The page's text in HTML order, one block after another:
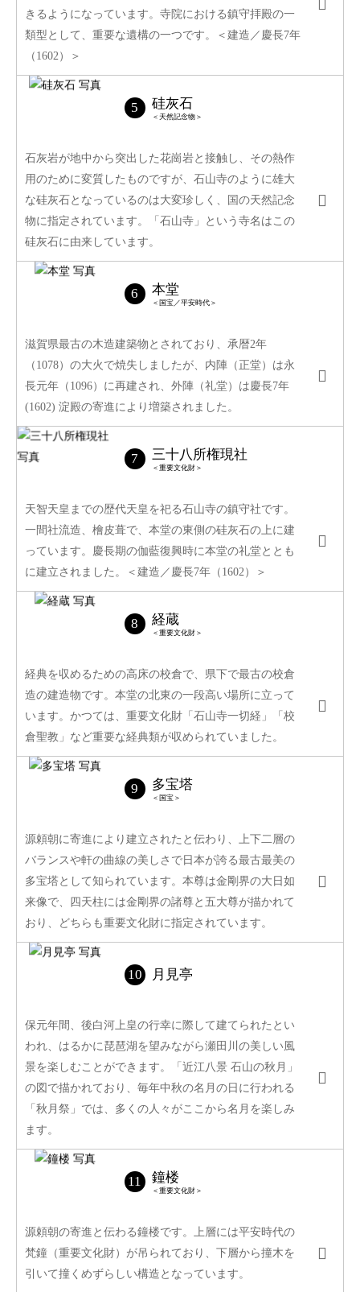
きるようになっています。寺院における鎮守拝殿の一
類型として、重要な遺構の一つです。＜建造／慶長7年
（1602）＞
硅灰石
＜天然記念物＞
石灰岩が地中から突出した花崗岩と接触し、その熱作
用のために変質したものですが、石山寺のように雄大
な硅灰石となっているのは大変珍しく、国の天然記念
物に指定されています。「石山寺」という寺名はこの
硅灰石に由来しています。
本堂
＜国宝／平安時代＞
滋賀県最古の木造建築物とされており、承暦2年
（1078）の大火で焼失しましたが、内陣（正堂）は永
長元年（1096）に再建され、外陣（礼堂）は慶長7年
(1602) 淀殿の寄進により増築されました。
三十八所権現社
＜重要文化財＞
天智天皇までの歴代天皇を祀る石山寺の鎮守社です。
一間社流造、檜皮葺で、本堂の東側の硅灰石の上に建
っています。慶長期の伽藍復興時に本堂の礼堂ととも
に建立されました。＜建造／慶長7年（1602）＞
経蔵
＜重要文化財＞
経典を収めるための高床の校倉で、県下で最古の校倉
造の建造物です。本堂の北東の一段高い場所に立って
います。かつては、重要文化財「石山寺一切経」「校
倉聖教」など重要な経典類が収められていました。
多宝塔
＜国宝＞
源頼朝に寄進により建立されたと伝わり、上下二層の
バランスや軒の曲線の美しさで日本が誇る最古最美の
多宝塔として知られています。本尊は金剛界の大日如
来像で、四天柱には金剛界の諸尊と五大尊が描かれて
おり、どちらも重要文化財に指定されています。
月見亭
保元年間、後白河上皇の行幸に際して建てられたとい
われ、はるかに琵琶湖を望みながら瀬田川の美しい風
景を楽しむことができます。「近江八景 石山の秋月」
の図で描かれており、毎年中秋の名月の日に行われる
「秋月祭」では、多くの人々がここから名月を楽しみ
ます。
鐘楼
＜重要文化財＞
源頼朝の寄進と伝わる鐘楼です。上層には平安時代の
梵鐘（重要文化財）が吊られており、下層から撞木を
引いて撞くめずらしい構造となっています。